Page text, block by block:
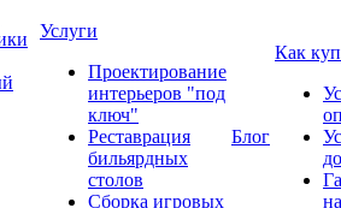
Услуги
Проектирование
интерьеров "под
ключ"
Реставрация
бильярдных
столов
Сборка игровых
Блог
Как